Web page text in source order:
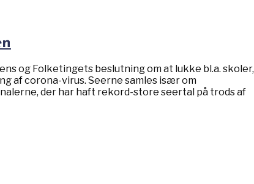
og Folketingets beslutning om at lukke bl.a. skoler,
af corona-virus. Seerne samles især om
der har haft rekord-store seertal på trods af